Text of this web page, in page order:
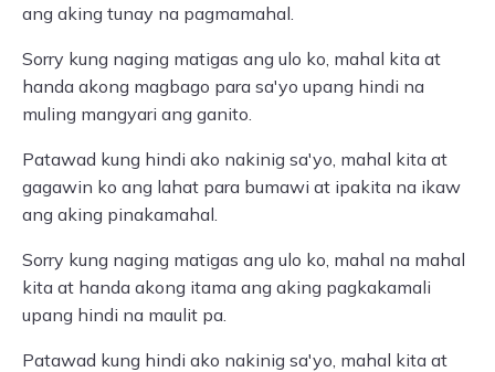
ang aking tunay na pagmamahal.
Sorry kung naging matigas ang ulo ko, mahal kita at
handa akong magbago para sa'yo upang hindi na
muling mangyari ang ganito.
Patawad kung hindi ako nakinig sa'yo, mahal kita at
gagawin ko ang lahat para bumawi at ipakita na ikaw
ang aking pinakamahal.
Sorry kung naging matigas ang ulo ko, mahal na mahal
kita at handa akong itama ang aking pagkakamali
upang hindi na maulit pa.
Patawad kung hindi ako nakinig sa'yo, mahal kita at